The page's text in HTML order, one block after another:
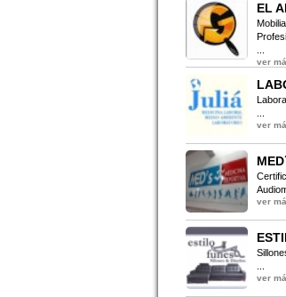
EL
ver
ver
ver
ver